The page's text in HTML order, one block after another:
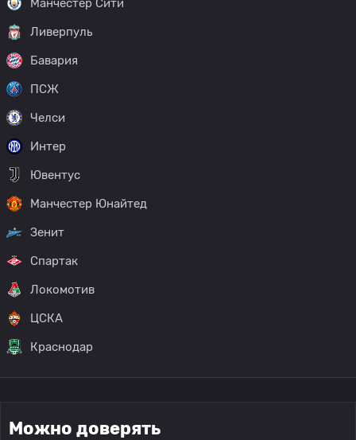
Манчестер Сити
Ливерпуль
Бавария
ПСЖ
Челси
Интер
Ювентус
Манчестер Юнайтед
Зенит
Спартак
Локомотив
ЦСКА
Краснодар
Можно доверять